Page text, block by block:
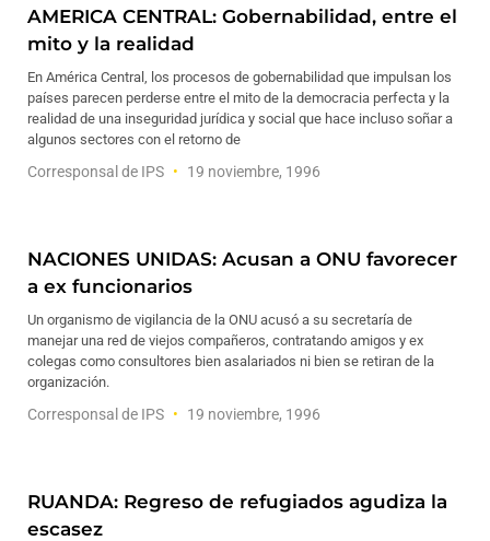
AMERICA CENTRAL: Gobernabilidad, entre el
mito y la realidad
En América Central, los procesos de gobernabilidad que impulsan los
países parecen perderse entre el mito de la democracia perfecta y la
realidad de una inseguridad jurídica y social que hace incluso soñar a
algunos sectores con el retorno de
Corresponsal de IPS 19 noviembre, 1996
NACIONES UNIDAS: Acusan a ONU favorecer
a ex funcionarios
Un organismo de vigilancia de la ONU acusó a su secretaría de
manejar una red de viejos compañeros, contratando amigos y ex
colegas como consultores bien asalariados ni bien se retiran de la
organización.
Corresponsal de IPS 19 noviembre, 1996
RUANDA: Regreso de refugiados agudiza la
escasez